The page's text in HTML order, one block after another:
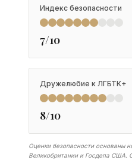
Индекс безопасности
7/10
Дружелюбие к ЛГБТК+
8/10
Оценки безопасности основаны
Великобритании и Госдепа США.